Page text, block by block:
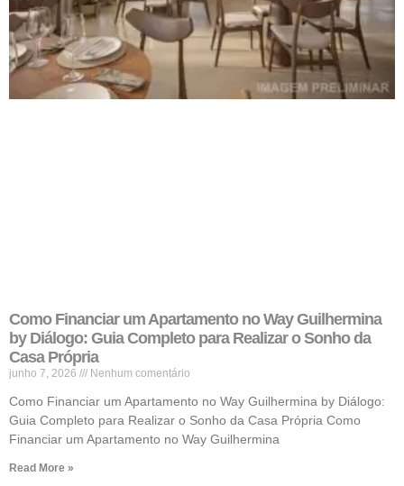
Como Financiar um Apartamento no Way Guilhermina
by Diálogo: Guia Completo para Realizar o Sonho da
Casa Própria
junho 7, 2026 Nenhum comentário
Como Financiar um Apartamento no Way Guilhermina by Diálogo:
Guia Completo para Realizar o Sonho da Casa Própria Como
Financiar um Apartamento no Way Guilhermina
Read More »